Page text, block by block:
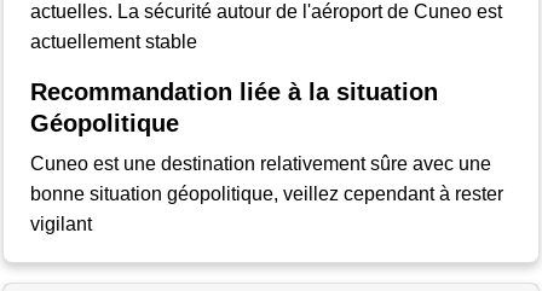
actuelles. La sécurité autour de l'aéroport de Cuneo est
actuellement stable
Recommandation liée à la situation
Géopolitique
Cuneo est une destination relativement sûre avec une
bonne situation géopolitique, veillez cependant à rester
vigilant